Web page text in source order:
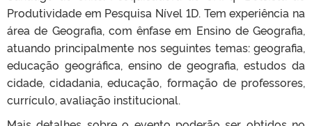
Produtividade em Pesquisa Nível 1D. Tem experiência na
área de Geografia, com ênfase em Ensino de Geografia,
atuando principalmente nos seguintes temas: geografia,
educação geográfica, ensino de geografia, estudos da
cidade, cidadania, educação, formação de professores,
currículo, avaliação institucional.